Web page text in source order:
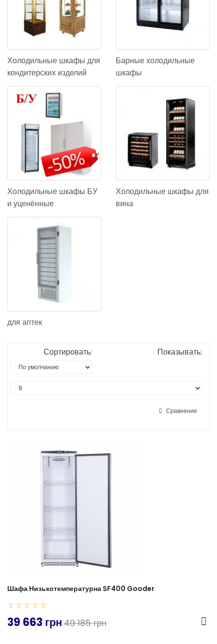
Холодильные шкафы для
кондитерских изделий
Барные холодильные
шкафы
Холодильные шкафы БУ
и уценённые
Холодильные шкафы для
вина
для аптек
Сортировать: Показывать:
Сравнение
Шафа Низькотемпературна SF400 Gooder
39 663 грн 49 185 грн